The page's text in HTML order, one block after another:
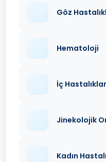
Göz
Hematoloji
İç
Jinekolojik
Kadın